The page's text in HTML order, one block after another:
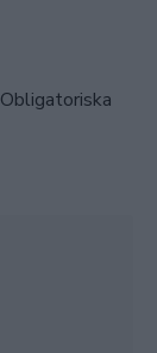
Obligatoriska